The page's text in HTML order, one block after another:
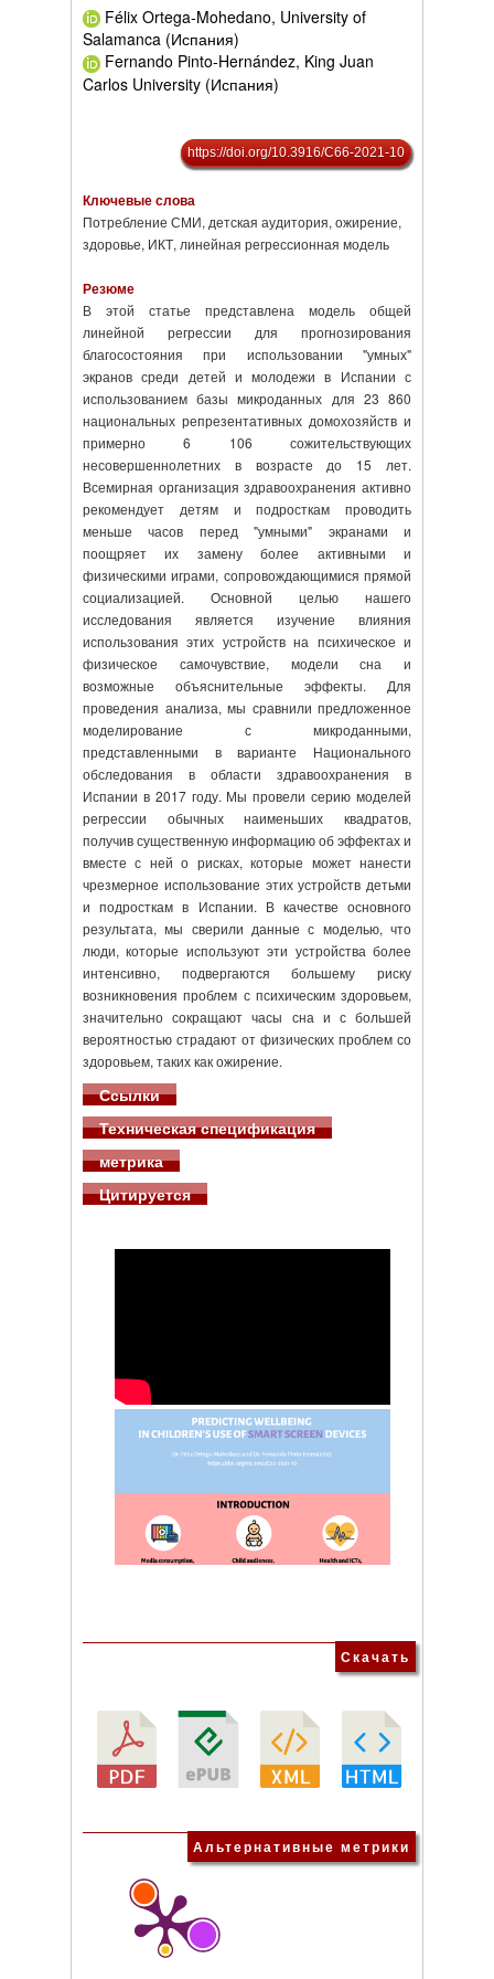
Félix Ortega-Mohedano, University of
Salamanca (Испания)
Fernando Pinto-Hernández, King Juan
Carlos University (Испания)
https://doi.org/10.3916/C66-2021-10
Ключевые слова
Потребление СМИ, детская аудитория, ожирение,
здоровье, ИКТ, линейная регрессионная модель
Резюме
В этой статье представлена модель общей
линейной регрессии для прогнозирования
благосостояния при использовании "умных"
экранов среди детей и молодежи в Испании с
использованием базы микроданных для 23 860
национальных репрезентативных домохозяйств и
примерно 6 106 сожительствующих
несовершеннолетних в возрасте до 15 лет.
Всемирная организация здравоохранения активно
рекомендует детям и подросткам проводить
меньше часов перед "умными" экранами и
поощряет их замену более активными и
физическими играми, сопровождающимися прямой
социализацией. Основной целью нашего
исследования является изучение влияния
использования этих устройств на психическое и
физическое самочувствие, модели сна и
возможные объяснительные эффекты. Для
проведения анализа, мы сравнили предложенное
моделирование с микроданными,
представленными в варианте Национального
обследования в области здравоохранения в
Испании в 2017 году. Мы провели серию моделей
регрессии обычных наименьших квадратов,
получив существенную информацию об эффектах и
вместе с ней о рисках, которые может нанести
чрезмерное использование этих устройств детьми
и подросткам в Испании. В качестве основного
результата, мы сверили данные с моделью, что
люди, которые используют эти устройства более
интенсивно, подвергаются большему риску
возникновения проблем с психическим здоровьем,
значительно сокращают часы сна и с большей
вероятностью страдают от физических проблем со
здоровьем, таких как ожирение.
Ссылки
Техническая спецификация
метрика
Цитируется
Скачать
Альтернативные метрики